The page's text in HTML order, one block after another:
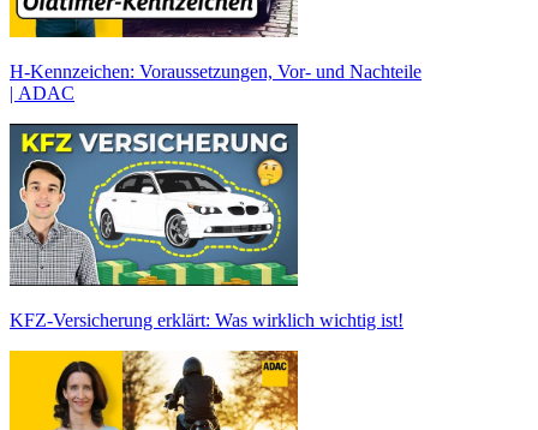
H-Kennzeichen: Voraussetzungen, Vor- und Nachteile
| ADAC
KFZ-Versicherung erklärt: Was wirklich wichtig ist!